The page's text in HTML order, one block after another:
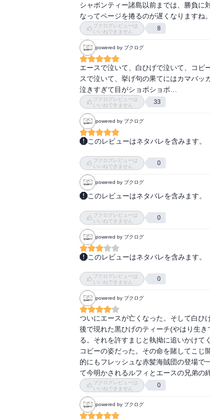
シャボンティー諸島以前までは、勝負に
なってページを捲るのが遅くなりますね。
ブクログレビューは
いいねできません
8
powered by ブクログ
エースで泣いて、白ひげで泣いて、コビ
スで泣いて、挙げ句の果てにはカマバッ
泣きすぎて目がショボショボ…
ブクログレビューは
いいねできません
33
powered by ブクログ
このレビューはネタバレを含みます。
自分の目で見るまでは認めたくなくて前
エース…(涙)そして白ひげ
今日はもう使い物にならない私。
ブクログレビューは
いいねできません
0
powered by ブクログ
このレビューはネタバレを含みます。
と言い切れる生き方か？
逃げ傷ない
っと思える生き方ができるか？
やりたいことを
どこまでやれるか？
いつも夢の途中だけど
いつかは辿り着けるのかもしれないけど、
まだその途中
それでも
人生に悔いはないと
思えるのか？
この物語が始まった当初から
生きていた命が失われる
この物語では
とても珍しい
完全に命が失われるエピソード
ここから立ち直れるか
ここから立ち上がれるか？
アニメも
ブクログレビューは
いいねできません
0
powered by ブクログ
このレビューはネタバレを含みます。
黒ひげ一味が白ひげを殺して，黒ひげは
マルコや一部の人間は黒ひげの体の構造
いていない
シャンクスが登場してマリンフォーと頂
ルフィとジンベエはトラファルガーロー
ドフラミンゴがモリアを粛清
ここでルフィが子供の頃の回想
ブクログレビューは
いいねできません
0
powered by ブクログ
ついにエースが亡くなった。そして白ひ
後で現れた黒ひげのティーチ(やはり生
る。それを許すまじと執拗に追いかけて
コビーの姿だった。その命を賭してこじ
的にもフレッシュな赤髪海賊団の登場で
て今明かされるルフィとエースの兄弟の
ブクログレビューは
いいねできません
0
powered by ブクログ